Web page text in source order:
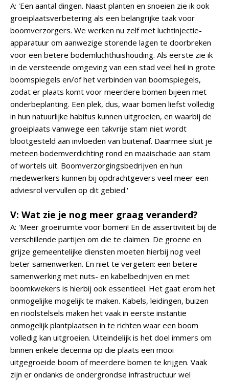
A: 'Een aantal dingen. Naast planten en snoeien zie ik ook
groeiplaatsverbetering als een belangrijke taak voor
boomverzorgers. We werken nu zelf met luchtinjectie-
apparatuur om aanwezige storende lagen te doorbreken
voor een betere bodemluchthuishouding. Als eerste zie ik
in de versteende omgeving van een stad veel heil in grote
boomspiegels en/of het verbinden van boomspiegels,
zodat er plaats komt voor meerdere bomen bijeen met
onderbeplanting. Een plek, dus, waar bomen liefst volledig
in hun natuurlijke habitus kunnen uitgroeien, en waarbij de
groeiplaats vanwege een takvrije stam niet wordt
blootgesteld aan invloeden van buitenaf. Daarmee sluit je
meteen bodemverdichting rond en maaischade aan stam
of wortels uit. Boomverzorgingsbedrijven en hun
medewerkers kunnen bij opdrachtgevers veel meer een
adviesrol vervullen op dit gebied.'
V: Wat zie je nog meer graag veranderd?
A: 'Meer groeiruimte voor bomen! En de assertiviteit bij de
verschillende partijen om die te claimen. De groene en
grijze gemeentelijke diensten moeten hierbij nog veel
beter samenwerken. En niet te vergeten: een betere
samenwerking met nuts- en kabelbedrijven en met
boomkwekers is hierbij ook essentieel. Het gaat erom het
onmogelijke mogelijk te maken. Kabels, leidingen, buizen
en rioolstelsels maken het vaak in eerste instantie
onmogelijk plantplaatsen in te richten waar een boom
volledig kan uitgroeien. Uiteindelijk is het doel immers om
binnen enkele decennia op die plaats een mooi
uitgegroeide boom of meerdere bomen te krijgen. Vaak
zijn er ondanks de ondergrondse infrastructuur wel